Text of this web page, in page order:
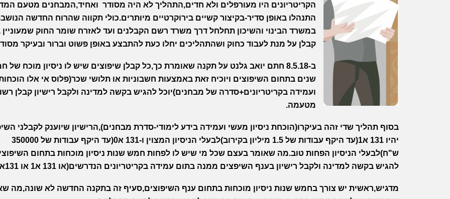
הקריטריונים היו מעורפלים ולא חדים,התהליך לא היה מסודר ואחיד,המבחנים מטעם
התנהלו באופן סדיר-בקיצור קשיים בירוקרטיים מיותרים.כולי תקווה שהרוח החדשה
במשרד הבינוי והשיכון תחלחל דרך משרד רשם הקבלנים ועד לאזרח שומר החוק שמעוניין
קבלן על מנת לעבוד כחוק ושהתהליכים יחלו כעת להתבצע באופן פשוט וברור ובעיקר
ב-8.5.18 חתם יואב גלנט על תקנה שאומרת כך,כל קבלן שיפוצים שיש לו ניסיון מוכח של
שנים בתחום השיפוצים ויוכיח זאת באמצעות חשבוניות או תלושי שכר(פלוס אי אלו הוכחות
ועמידה בקריטריונים+סדרה של מבחנים)יוכל להגיש בקשה למדינה ולקבל רישיון קבלן
מטעמה.
בסוף תהליך שדי זהה בעיקרו(הוכחת ניסיון מעשי ועמידה בידע לימודי-סדרת מבחנים),הרישיון שיוענק לקבלני
יהיו 131 א1(עד היקף עבודות של 1.5 מיליון בקירוב)לבעלי הניסיון המצוין ו-131 א0(עד היקף עבודות של 350000
ש"ח)לבעלי הניסיון הפחות טוב.מה שאומר בעצם שכל מי שיש לו לפחות חמש שנות ניסיון מוכחות בתחום
להגיש בקשה למדינה ולקבל רישיון בענף השיפצים ממנה בתום עמידה בקריטריונים הנדרשים(או 131 א1 או 131א 0).
מדגיש,ראשית יש צורך בחמש שנות ניסיון מוכחות בתחום ענף השיפוצים,סעיף זה בתקנה החדשה לא שונה,מה